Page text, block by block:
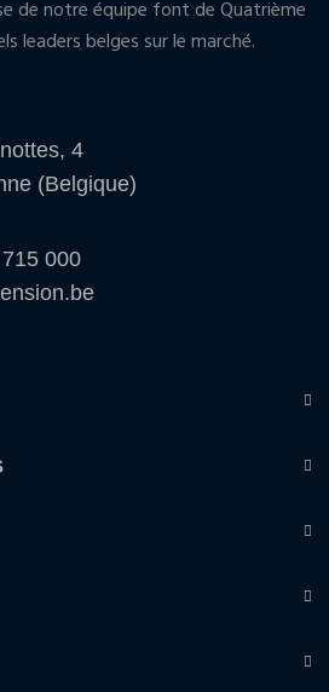
de notre équipe font de Quatrième
leaders belges sur le marché.
4
(Belgique)
000